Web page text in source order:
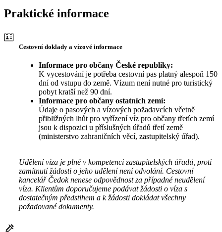
Praktické informace
Cestovní doklady a vízové informace
Informace pro občany České republiky:
K vycestování je potřeba cestovní pas platný alespoň 150
dní od vstupu do země. Vízum není nutné pro turistický
pobyt kratší než 90 dní.
Informace pro občany ostatních zemí:
Údaje o pasových a vízových požadavcích včetně
přibližných lhůt pro vyřízení víz pro občany třetích zemí
jsou k dispozici u příslušných úřadů třetí země
(ministerstvo zahraničních věcí, zastupitelský úřad).
Udělení víza je plně v kompetenci zastupitelských úřadů, proti
zamítnutí žádosti o jeho udělení není odvolání. Cestovní
kancelář Čedok nenese odpovědnost za případné neudělení
víza. Klientům doporučujeme podávat žádosti o víza s
dostatečným předstihem a k žádosti dokládat všechny
požadované dokumenty.